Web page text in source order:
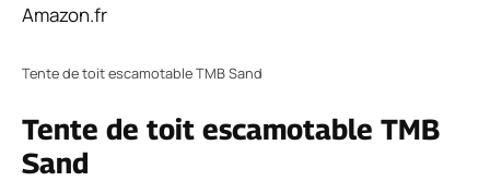
Amazon.fr
Tente de toit escamotable TMB Sand
Tente de toit escamotable TMB
Sand